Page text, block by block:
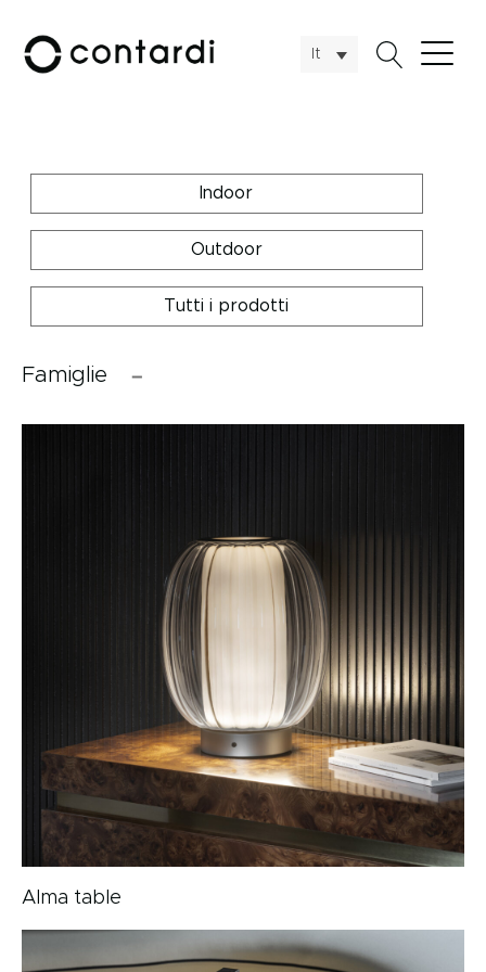
It
Indoor
Outdoor
Tutti i prodotti
Famiglie
Alma table